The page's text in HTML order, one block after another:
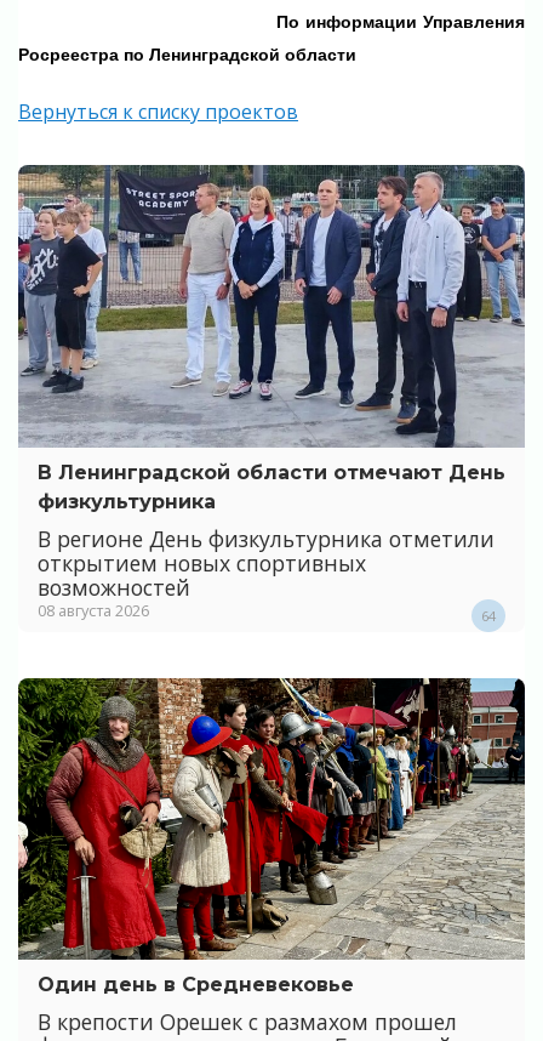
По информации Управления
Росреестра по Ленинградской области
Вернуться к списку проектов
В Ленинградской области отмечают День
физкультурника
В регионе День физкультурника отметили
открытием новых спортивных
возможностей
08 августа 2026 64
Один день в Средневековье
В крепости Орешек с размахом прошел